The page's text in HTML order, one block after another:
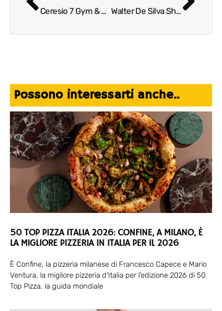
Ceresio 7 Gym & Spa, un nuovo club nella sede di Dsquared2 Walter De Silva Shoes: dopo le auto, il debutto nel design delle scarpe da sera
Possono interessarti anche..
50 TOP PIZZA ITALIA 2026: CONFINE, A MILANO, È
LA MIGLIORE PIZZERIA IN ITALIA PER IL 2026
È Confine, la pizzeria milanese di Francesco Capece e Mario
Ventura, la migliore pizzeria d’Italia per l’edizione 2026 di 50
Top Pizza, la guida mondiale